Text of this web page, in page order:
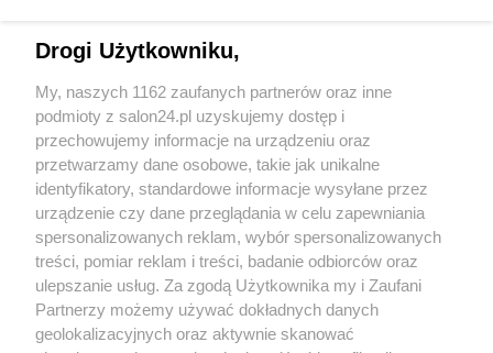
Sport
Społeczeństwo
Kultura
X Facebook Instagram Youtube
Drogi Użytkowniku,
My, naszych 1162 zaufanych partnerów oraz inne
podmioty z salon24.pl uzyskujemy dostęp i
przechowujemy informacje na urządzeniu oraz
przetwarzamy dane osobowe, takie jak unikalne
identyfikatory, standardowe informacje wysyłane przez
urządzenie czy dane przeglądania w celu zapewniania
spersonalizowanych reklam, wybór spersonalizowanych
treści, pomiar reklam i treści, badanie odbiorców oraz
ulepszanie usług. Za zgodą Użytkownika my i Zaufani
Partnerzy możemy używać dokładnych danych
geolokalizacyjnych oraz aktywnie skanować